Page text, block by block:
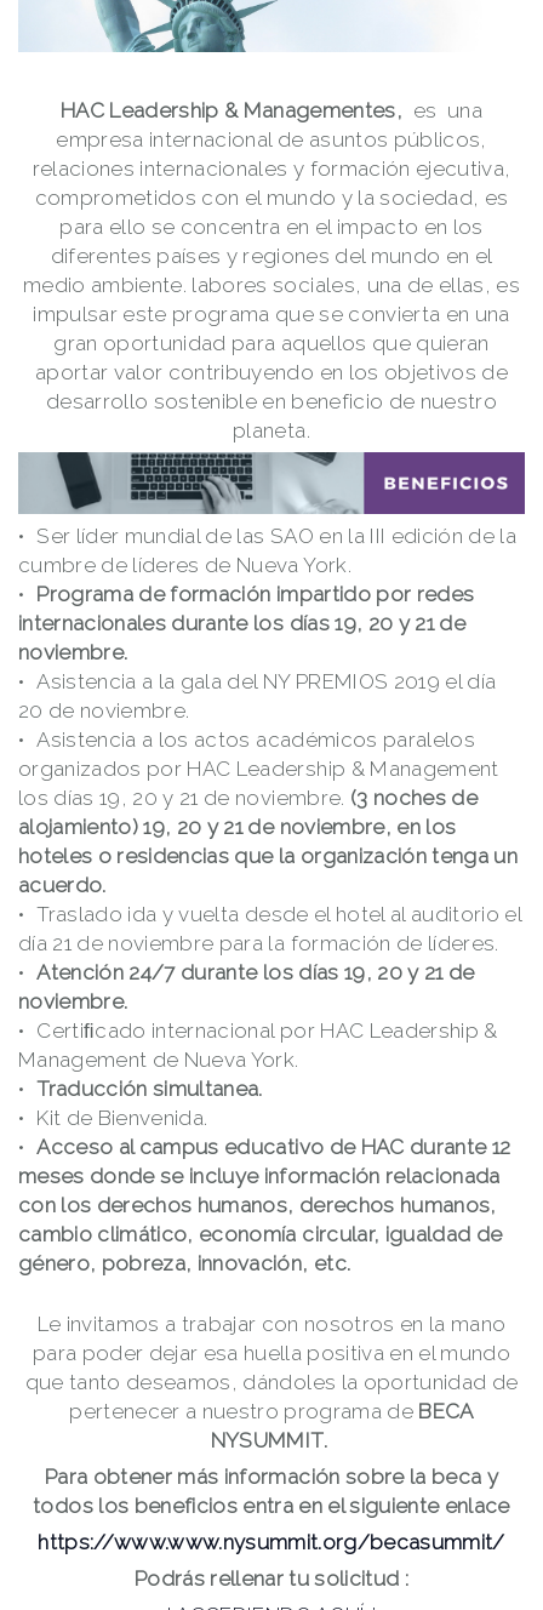
HAC Leadership & Managementes, es una
empresa internacional de asuntos públicos,
relaciones internacionales y formación ejecutiva,
comprometidos con el mundo y la sociedad, es
para ello se concentra en el impacto en los
diferentes países y regiones del mundo en el
medio ambiente. labores sociales, una de ellas, es
impulsar este programa que se convierta en una
gran oportunidad para aquellos que quieran
aportar valor contribuyendo en los objetivos de
desarrollo sostenible en beneficio de nuestro
planeta.
Ser líder mundial de las SAO en la III edición de la
cumbre de líderes de Nueva York.
Programa de formación impartido por redes
internacionales durante los días 19, 20 y 21 de
noviembre.
Asistencia a la gala del NY PREMIOS 2019 el día
20 de noviembre.
Asistencia a los actos académicos paralelos
organizados por HAC Leadership & Management
los días 19, 20 y 21 de noviembre. (3 noches de
alojamiento) 19, 20 y 21 de noviembre, en los
hoteles o residencias que la organización tenga un
acuerdo.
Traslado ida y vuelta desde el hotel al auditorio el
día 21 de noviembre para la formación de líderes.
Atención 24/7 durante los días 19, 20 y 21 de
noviembre.
Certiﬁcado internacional por HAC Leadership &
Management de Nueva York.
Traducción simultanea.
Kit de Bienvenida.
Acceso al campus educativo de HAC durante 12
meses donde se incluye información relacionada
con los derechos humanos, derechos humanos,
cambio climático, economía circular, igualdad de
género, pobreza, innovación, etc.
Le invitamos a trabajar con nosotros en la mano
para poder dejar esa huella positiva en el mundo
que tanto deseamos, dándoles la oportunidad de
pertenecer a nuestro programa de BECA
NYSUMMIT.
Para obtener más información sobre la beca y
todos los beneficios entra en el siguiente enlace
https://www.www.nysummit.org/becasummit/
Podrás rellenar tu solicitud :